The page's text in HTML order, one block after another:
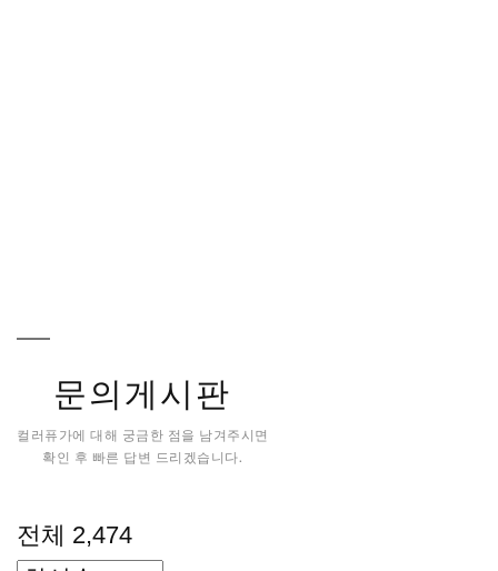
문의게시판
컬러퓨가에 대해 궁금한 점을 남겨주시면
확인 후 빠른 답변 드리겠습니다.
전체 2,474